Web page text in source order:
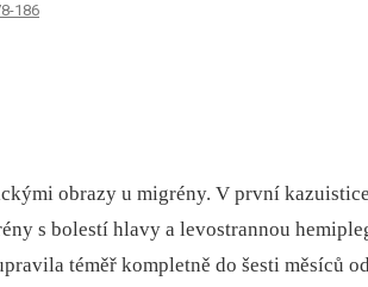
186
obrazy u migrény. V první
s bolestí hlavy a levostrannou
téměř kompletně do šesti měsíců